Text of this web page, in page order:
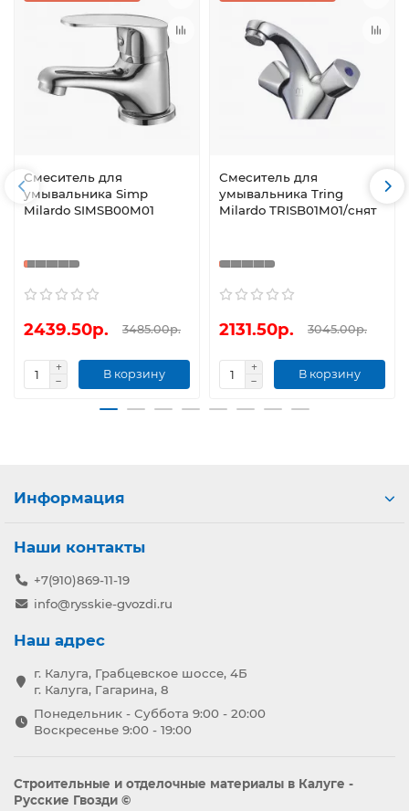
Смеситель для
умывальника Simp
Milardo SIMSB00M01
2439.50р. 3485.00р.
В корзину
Смеситель для
умывальника Tring
Milardo TRISB01M01/снят
2131.50р. 3045.00р.
В корзину
Информация
Наши контакты
+7(910)869-11-19
info@rysskie-gvozdi.ru
Наш адрес
г. Калуга, Грабцевское шоссе, 4Б
г. Калуга, Гагарина, 8
Понедельник - Суббота 9:00 - 20:00
Воскресенье 9:00 - 19:00
Строительные и отделочные материалы в Калуге -
Русские Гвозди ©